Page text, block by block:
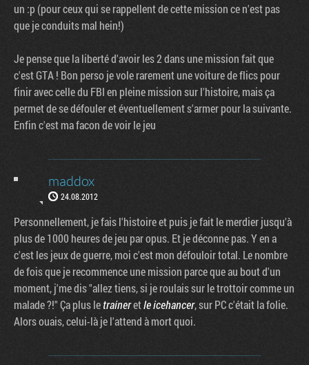
un :p (pour ceux qui se rappellent de cette mission ce n'est pas
que je conduits mal hein!)
Je pense que la liberté d'avoir les 2 dans une mission fait que
c'est GTA ! Bon perso je vole rarement une voiture de flics pour
finir avec celle du FBI en pleine mission sur l'histoire, mais ça
permet de se défouler et éventuellement s'armer pour la suivante.
Enfin c'est ma facon de voir le jeu
maddox
24.08.2012
Personnellement, je fais l'histoire et puis je fait le merdier jusqu'à
plus de 1000 heures de jeu par opus. Et je déconne pas. Y en a
c'est les jeux de guerre, moi c'est mon défouloir total. Le nombre
de fois que je recommence une mission parce que au bout d'un
moment, j'me dis "allez tiens, si je roulais sur le trottoir comme un
malade ?!" Ça plus letraineretle icehancer, sur PC c'était la folie.
Alors ouais, celui-là je l'attend à mort quoi.